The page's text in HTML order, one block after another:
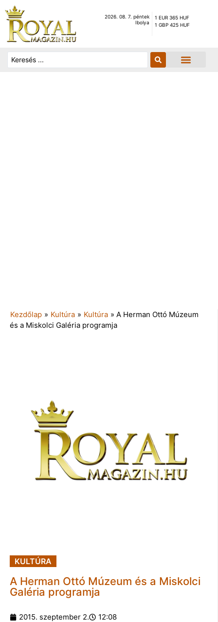
2026. 08. 7. péntek
Ibolya
1 EUR 365 HUF
1 GBP 425 HUF
Kezdőlap » Kultúra » Kultúra » A Herman Ottó Múzeum
és a Miskolci Galéria programja
KULTÚRA
A Herman Ottó Múzeum és a Miskolci
Galéria programja
2015. szeptember 2. 12:08